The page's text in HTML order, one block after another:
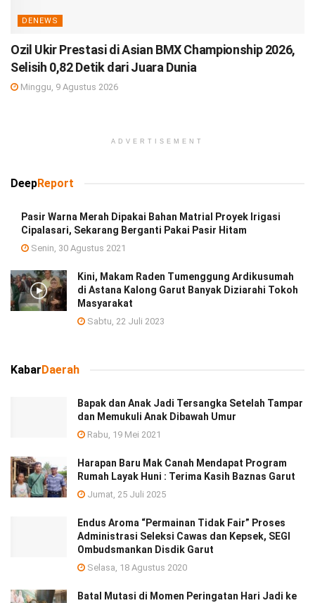
DENEWS
Ozil Ukir Prestasi di Asian BMX Championship 2026,
Selisih 0,82 Detik dari Juara Dunia
Minggu, 9 Agustus 2026
ADVERTISEMENT
DeepReport
Pasir Warna Merah Dipakai Bahan Matrial Proyek Irigasi
Cipalasari, Sekarang Berganti Pakai Pasir Hitam
Senin, 30 Agustus 2021
Kini, Makam Raden Tumenggung Ardikusumah
di Astana Kalong Garut Banyak Diziarahi Tokoh
Masyarakat
Sabtu, 22 Juli 2023
Kabar Daerah
Bapak dan Anak Jadi Tersangka Setelah Tampar
dan Memukuli Anak Dibawah Umur
Rabu, 19 Mei 2021
Harapan Baru Mak Canah Mendapat Program
Rumah Layak Huni : Terima Kasih Baznas Garut
Jumat, 25 Juli 2025
Endus Aroma “Permainan Tidak Fair” Proses
Administrasi Seleksi Cawas dan Kepsek, SEGI
Ombudsmankan Disdik Garut
Selasa, 18 Agustus 2020
Batal Mutasi di Momen Peringatan Hari Jadi ke